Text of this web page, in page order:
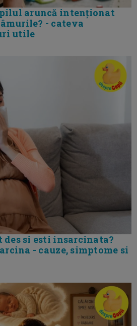
aruncă intenționat
- cateva
utile
si esti insarcinata?
- cauze, simptome si